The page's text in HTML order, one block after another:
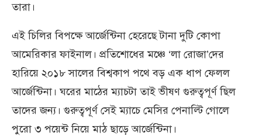
তারা।
এই চিলির বিপক্ষে আর্জেন্টিনা হেরেছে টানা দুটি কোপা
আমেরিকার ফাইনাল। প্রতিশোধের মঞ্চে ‘লা রোজা’দের
হারিয়ে ২০১৮ সালের বিশ্বকাপ পথে বড় এক ধাপ ফেলল
আর্জেন্টিনা। ঘরের মাঠের ম্যাচটা তাই ভীষণ গুরুত্বপূর্ণ ছিল
তাদের জন্য। গুরুত্বপূর্ণ সেই ম্যাচে মেসির পেনাল্টি গোলে
পুরো ৩ পয়েন্ট নিয়ে মাঠ ছাড়ে আর্জেন্টিনা।